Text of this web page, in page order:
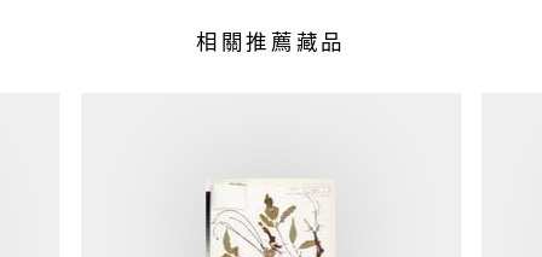
相關推薦藏品